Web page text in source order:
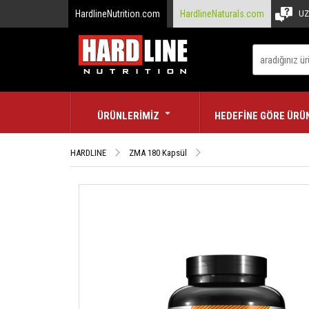
HardlineNutrition.com HardlineNaturals.com
ÜRÜNLERİMİZ HEDEFİNE GÖRE
HARDLINE ZMA 180 Kapsül